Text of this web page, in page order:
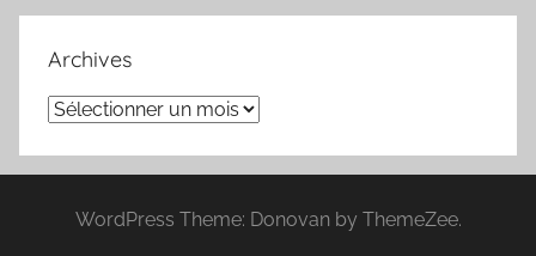
Archives
Archives
WordPress Theme: Donovan by ThemeZee.